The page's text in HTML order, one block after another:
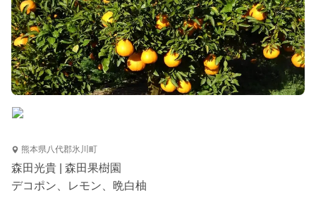
熊本県八代郡氷川町
森田光貴 | 森田果樹園
デコポン、レモン、晩白柚